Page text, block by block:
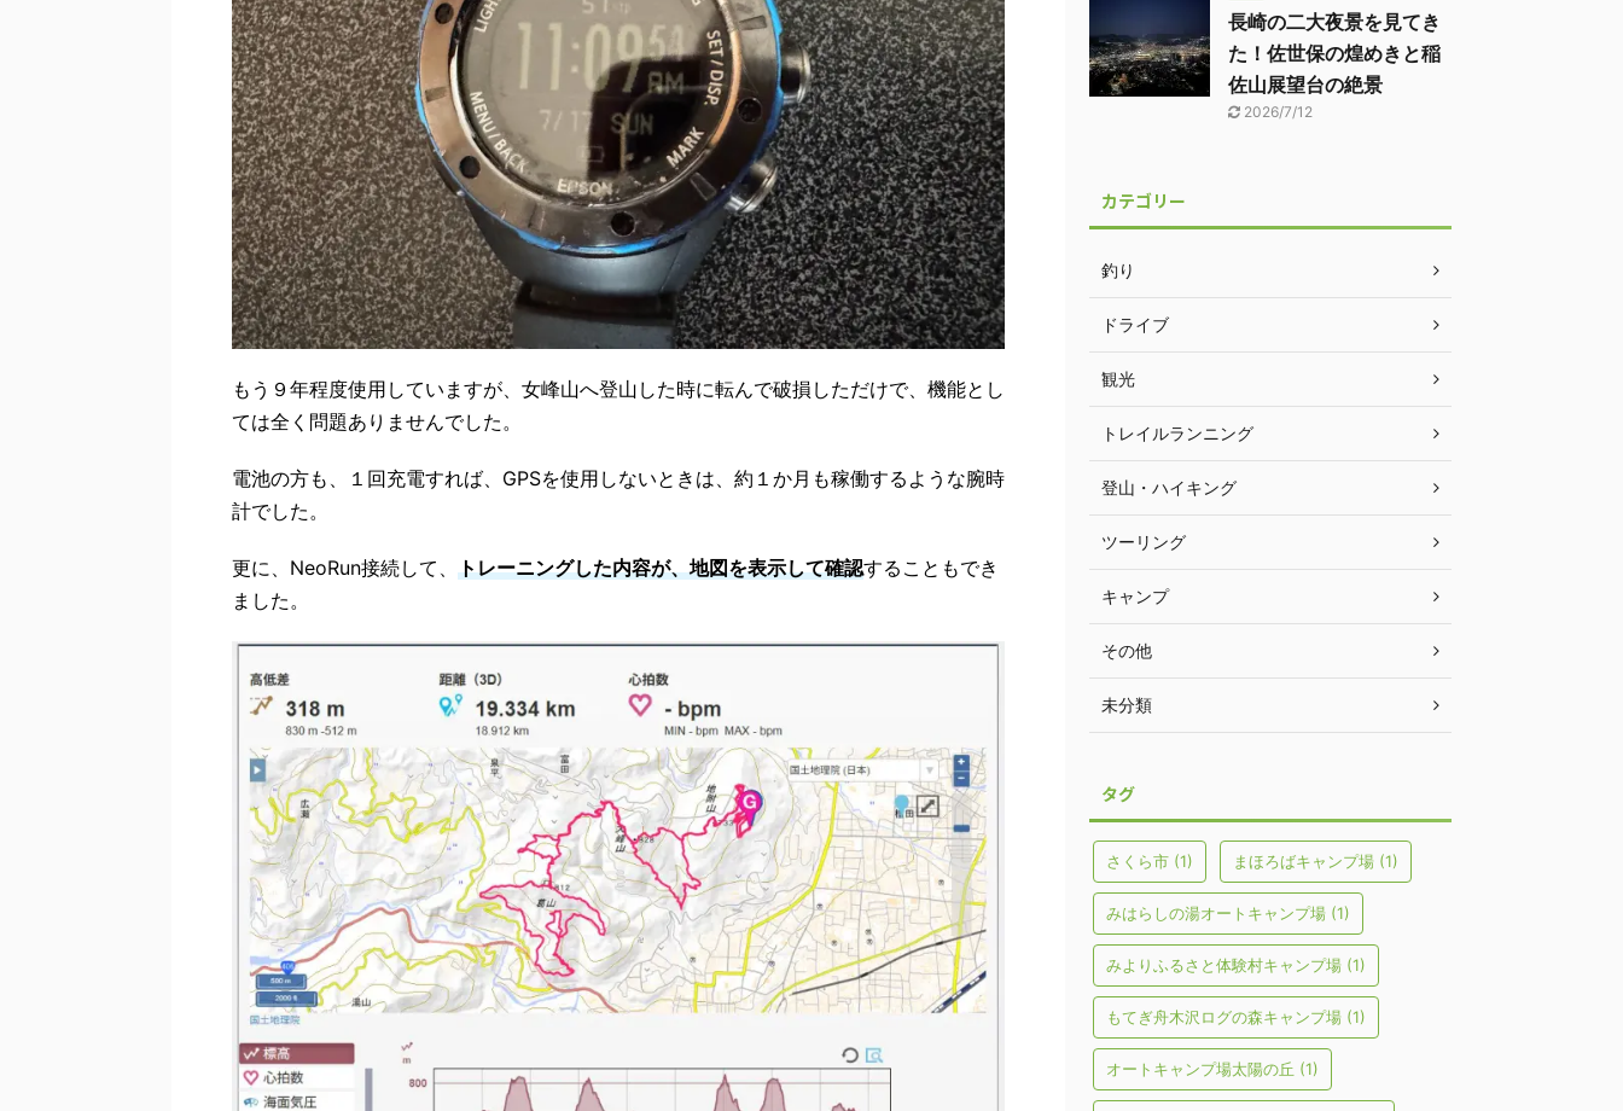
もう９年程度使用していますが、女峰山へ登山した時に転んで破損しただけで、機能とし
ては全く問題ありませんでした。
電池の方も、１回充電すれば、GPSを使用しないときは、約１か月も稼働するような腕時
計でした。
更に、NeoRun接続して、 トレーニングした内容が、地図を表示して確認することもでき
ました。
長崎の二大夜景を見てき
た！佐世保の煌めきと稲
佐山展望台の絶景
2026/7/12
カテゴリー
釣り
ドライブ
観光
トレイルランニング
登山・ハイキング
ツーリング
キャンプ
その他
未分類
タグ
さくら市 (1) まほろばキャンプ場 (1)
みはらしの湯オートキャンプ場 (1)
みよりふるさと体験村キャンプ場 (1)
もてぎ舟木沢ログの森キャンプ場 (1)
オートキャンプ場太陽の丘 (1)